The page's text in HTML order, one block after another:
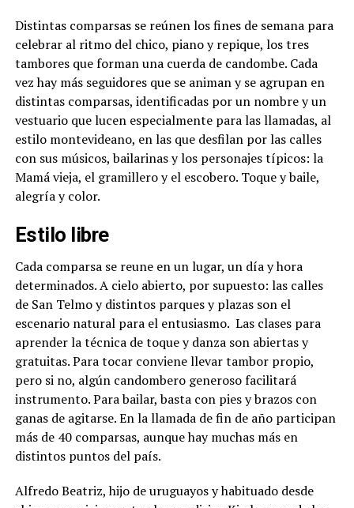
Distintas comparsas se reúnen los fines de semana para
celebrar al ritmo del chico, piano y repique, los tres
tambores que forman una cuerda de candombe. Cada
vez hay más seguidores que se animan y se agrupan en
distintas comparsas, identificadas por un nombre y un
vestuario que lucen especialmente para las llamadas, al
estilo montevideano, en las que desfilan por las calles
con sus músicos, bailarinas y los personajes típicos: la
Mamá vieja, el gramillero y el escobero. Toque y baile,
alegría y color.
Estilo libre
Cada comparsa se reune en un lugar, un día y hora
determinados. A cielo abierto, por supuesto: las calles
de San Telmo y distintos parques y plazas son el
escenario natural para el entusiasmo. Las clases para
aprender la técnica de toque y danza son abiertas y
gratuitas. Para tocar conviene llevar tambor propio,
pero si no, algún candombero generoso facilitará
instrumento. Para bailar, basta con pies y brazos con
ganas de agitarse. En la llamada de fin de año participan
más de 40 comparsas, aunque hay muchas más en
distintos puntos del país.
Alfredo Beatriz, hijo de uruguayos y habituado desde